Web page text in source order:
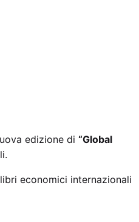
edizione di “Global
economici internazionali